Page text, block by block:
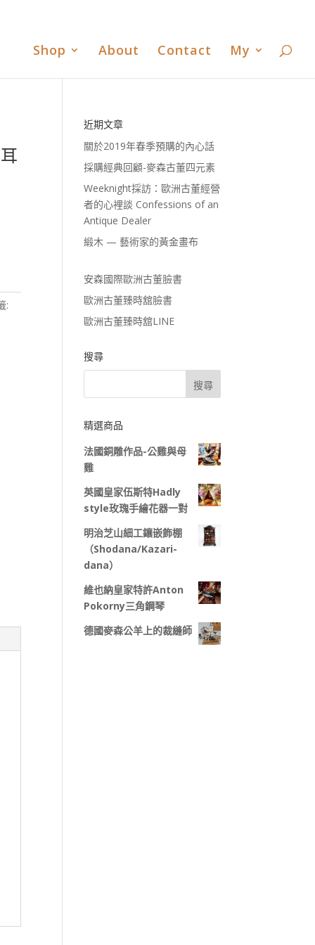
Shop About Contact My
:
近期文章
關於2019年春季預購的內心話
採購經典回顧-麥森古董四元素
Weeknight採訪：歐洲古董經營
者的心裡談 Confessions of an
Antique Dealer
緞木 — 藝術家的黃金畫布
安森國際歐洲古董臉書
歐洲古董臻時舘臉書
歐洲古董臻時舘LINE
搜尋
精選商品
法國銅雕作品-公雞與母
雞
英國皇家伍斯特Hadly
style玫瑰手繪花器一對
明治芝山細工鑲嵌飾棚
（Shodana/Kazari-
dana）
維也納皇家特許Anton
Pokorny三角鋼琴
德國麥森公羊上的裁縫師